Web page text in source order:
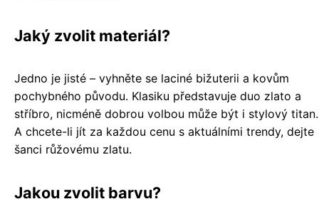
Jaký zvolit materiál?
Jedno je jisté – vyhněte se laciné bižuterii a kovům
pochybného původu. Klasiku představuje duo zlato a
stříbro, nicméně dobrou volbou může být i stylový titan.
A chcete-li jít za každou cenu s aktuálními trendy, dejte
šanci růžovému zlatu.
Jakou zvolit barvu?